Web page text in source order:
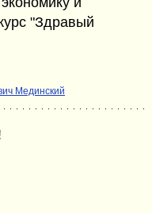
"Здравый
Мединский